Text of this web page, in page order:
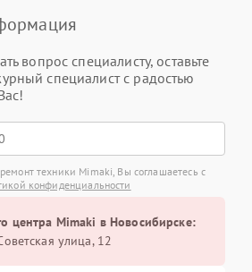
вопрос специалисту, оставьте
специалист с радостью
техники Mimaki, Вы соглашаетесь с
конфиденциальности
центра Mimaki в Новосибирске:
улица, 12